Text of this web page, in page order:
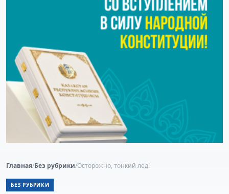
Главная/Без рубрики/Осторожно, тонкий лед!
БЕЗ РУБРИКИ